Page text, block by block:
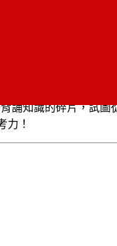
誦知識的碎片，試
力！